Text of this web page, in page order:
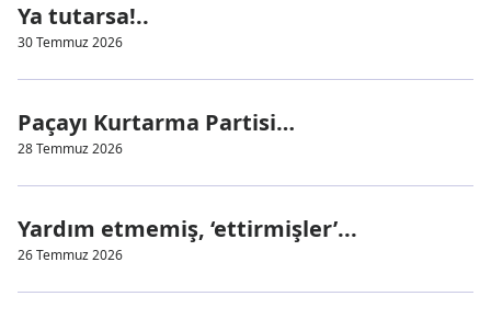
Ya tutarsa!..
30 Temmuz 2026
Paçayı Kurtarma Partisi…
28 Temmuz 2026
Yardım etmemiş, ‘ettirmişler’...
26 Temmuz 2026